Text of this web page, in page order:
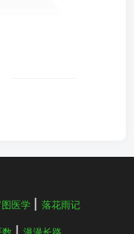
图医学 落花雨记